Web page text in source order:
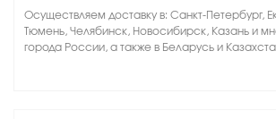
Осуществляем доставку в: Санкт-Петербург,
Тюмень, Челябинск, Новосибирск, Казань и
города России, а также в Беларусь и